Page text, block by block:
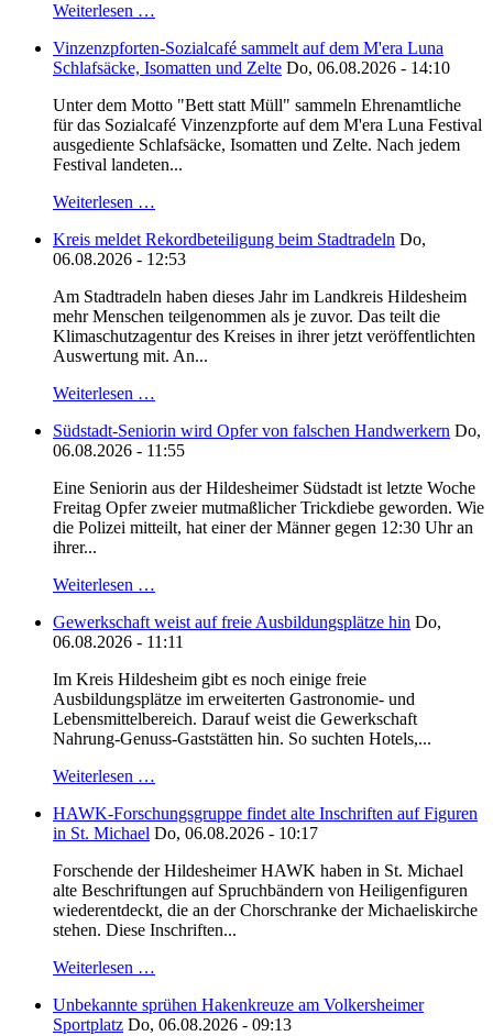
Weiterlesen …
Vinzenzpforten-Sozialcafé sammelt auf dem M'era Luna
Schlafsäcke, Isomatten und Zelte Do, 06.08.2026 - 14:10
Unter dem Motto "Bett statt Müll" sammeln Ehrenamtliche
für das Sozialcafé Vinzenzpforte auf dem M'era Luna Festival
ausgediente Schlafsäcke, Isomatten und Zelte. Nach jedem
Festival landeten...
Weiterlesen …
Kreis meldet Rekordbeteiligung beim Stadtradeln Do,
06.08.2026 - 12:53
Am Stadtradeln haben dieses Jahr im Landkreis Hildesheim
mehr Menschen teilgenommen als je zuvor. Das teilt die
Klimaschutzagentur des Kreises in ihrer jetzt veröffentlichten
Auswertung mit. An...
Weiterlesen …
Südstadt-Seniorin wird Opfer von falschen Handwerkern Do,
06.08.2026 - 11:55
Eine Seniorin aus der Hildesheimer Südstadt ist letzte Woche
Freitag Opfer zweier mutmaßlicher Trickdiebe geworden. Wie
die Polizei mitteilt, hat einer der Männer gegen 12:30 Uhr an
ihrer...
Weiterlesen …
Gewerkschaft weist auf freie Ausbildungsplätze hin Do,
06.08.2026 - 11:11
Im Kreis Hildesheim gibt es noch einige freie
Ausbildungsplätze im erweiterten Gastronomie- und
Lebensmittelbereich. Darauf weist die Gewerkschaft
Nahrung-Genuss-Gaststätten hin. So suchten Hotels,...
Weiterlesen …
HAWK-Forschungsgruppe findet alte Inschriften auf Figuren
in St. Michael Do, 06.08.2026 - 10:17
Forschende der Hildesheimer HAWK haben in St. Michael
alte Beschriftungen auf Spruchbändern von Heiligenfiguren
wiederentdeckt, die an der Chorschranke der Michaeliskirche
stehen. Diese Inschriften...
Weiterlesen …
Unbekannte sprühen Hakenkreuze am Volkersheimer
Sportplatz Do, 06.08.2026 - 09:13